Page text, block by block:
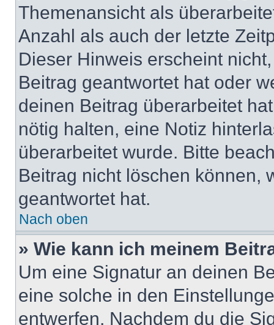
Themenansicht als
Anzahl als auch der letzte
Dieser Hinweis erscheint
Beitrag geantwortet hat oder
deinen Beitrag überarbeitet
nötig halten, eine Notiz
überarbeitet wurde. Bitte
Beitrag nicht löschen können,
geantwortet hat.
Nach oben
» Wie kann ich meinem
Um eine Signatur an deinen
eine solche in den
entwerfen. Nachdem du die